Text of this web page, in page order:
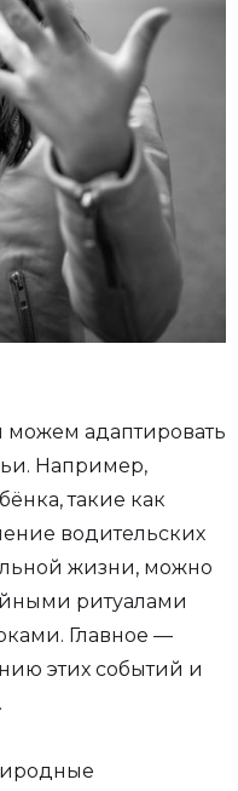
адаптировать
Например,
такие как
водительских
жизни, можно
ритуалами
Главное —
этих событий и